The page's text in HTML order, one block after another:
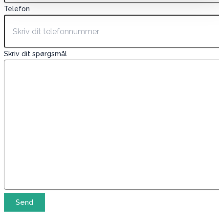
Telefon
Skriv dit spørgsmål